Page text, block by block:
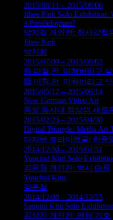
2015/08/11 – 2015/09/06
Jihee Park Solo Exhibition:
a Parallelogram?
박지희 개인전: 직사각형
Jihee Park
박지희
2015/07/09 – 2015/08/02
癲 미칠,전_미쳐버리고
癲 미칠,전_미쳐버리고
2015/05/12 – 2015/06/14
New German Video Art
독일 동시대 영상의 새로
2015/02/26 – 2015/04/30
Digital Triangle: Media Art
디지털 트라이앵글: 한중
2014/12/30 – 2015/01/31
Yunchul Kim Solo
김윤철 개인전: 백시 白視
Yunchul Kim
김윤철
2014/12/08 – 2014/12/23
Sangjin Kim Solo
김상진 개인전: 팬텀 기호